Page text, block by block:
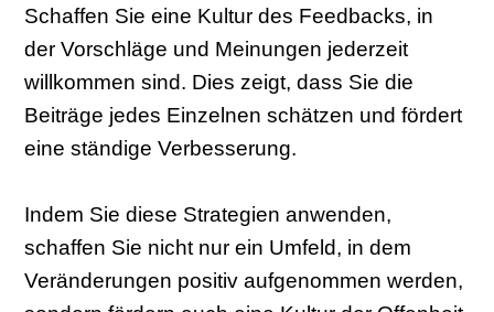
Schaffen Sie eine Kultur des Feedbacks, in
der Vorschläge und Meinungen jederzeit
willkommen sind. Dies zeigt, dass Sie die
Beiträge jedes Einzelnen schätzen und fördert
eine ständige Verbesserung.
Indem Sie diese Strategien anwenden,
schaffen Sie nicht nur ein Umfeld, in dem
Veränderungen positiv aufgenommen werden,